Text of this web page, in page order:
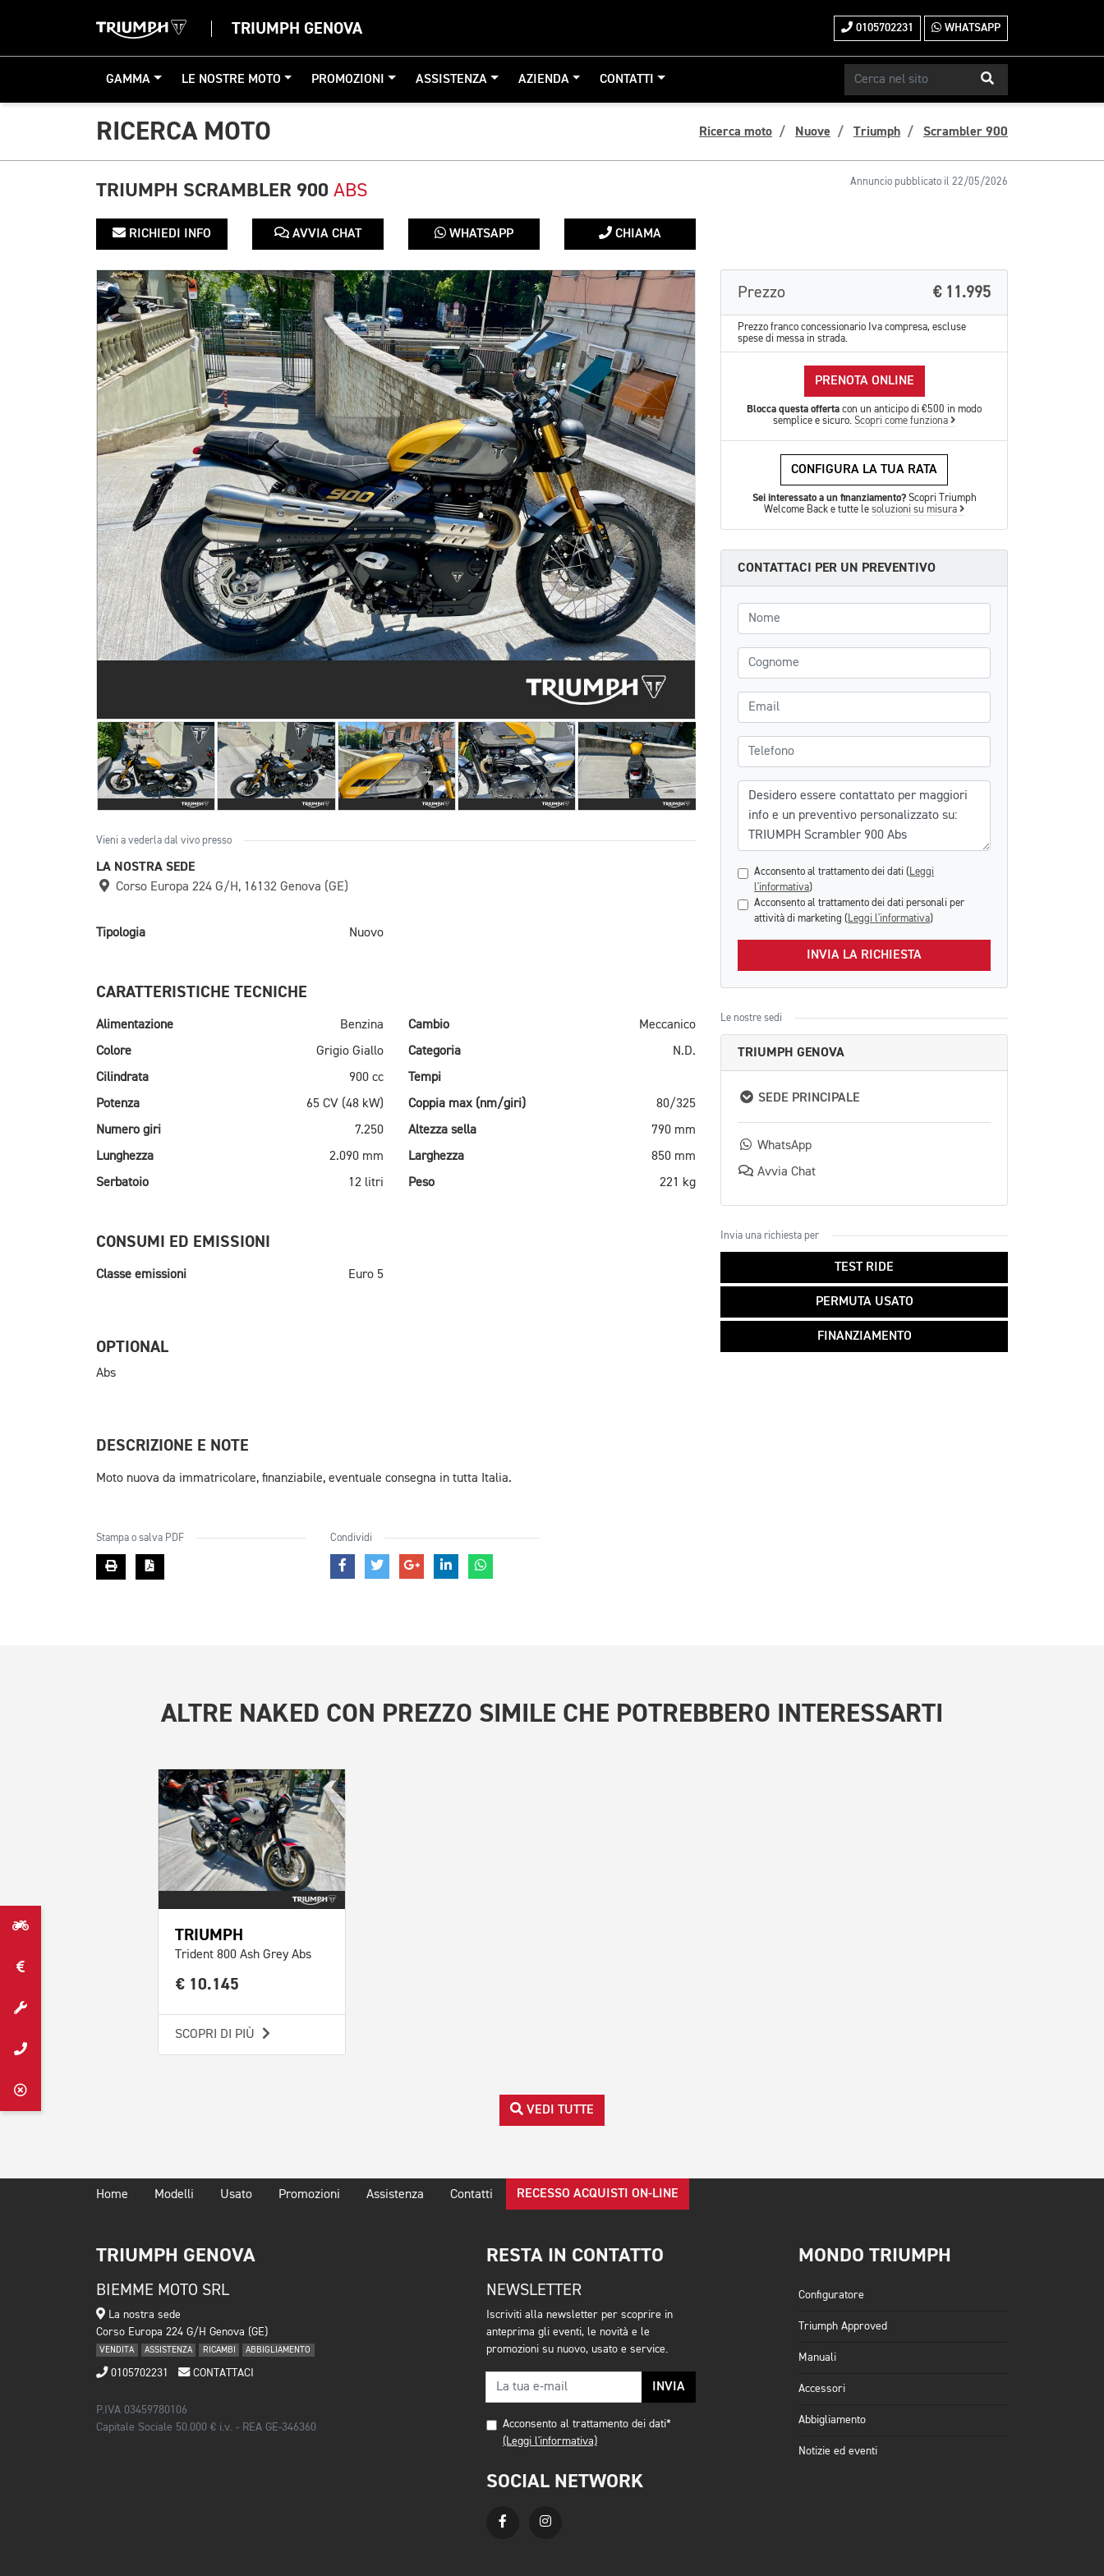
TRIUMPH GENOVA 0105702231 WHATSAPP
GAMMA LE NOSTRE MOTO PROMOZIONI ASSISTENZA AZIENDA CONTATTI
RICERCA MOTO Ricerca moto Nuove Triumph Scrambler 900
Annuncio pubblicato il 22/05/2026
TRIUMPH SCRAMBLER 900 ABS
RICHIEDI INFO AVVIA CHAT WHATSAPP CHIAMA
Vieni a vederla dal vivo presso
LA NOSTRA SEDE
Corso Europa 224 G/H, 16132 Genova (GE)
Tipologia Nuovo
CARATTERISTICHE TECNICHE
Alimentazione Benzina Cambio
Meccanico
Colore
Grigio Giallo Categoria
N.D.
Cilindrata
900 cc
Tempi
Potenza
65 CV (48 kW) Coppia max (nm/giri)
80/325
Numero giri
7.250 Altezza sella
790 mm
Lunghezza
2.090 mm Larghezza
850 mm
Serbatoio
12 litri Peso 221 kg
CONSUMI ED EMISSIONI
Classe emissioni Euro 5
OPTIONAL
Abs
DESCRIZIONE E NOTE
Moto nuova da immatricolare, finanziabile, eventuale consegna in tutta Italia.
Prezzo € 11.995
Prezzo franco concessionario Iva compresa, escluse
spese di messa in strada.
PRENOTA ONLINE
Blocca questa offerta con un anticipo di €500 in modo
semplice e sicuro. Scopri come funziona
CONFIGURA LA TUA RATA
Sei interessato a un finanziamento?Scopri Triumph
Welcome Back e tutte le soluzioni su misura
CONTATTACI PER UN PREVENTIVO
Nome
Cognome
Email
Telefono
Messaggio
Acconsento al trattamento dei dati ( Leggi
l'informativa)
Acconsento al trattamento dei dati personali per
attività di marketing ( Leggi l'informativa)
INVIA LA RICHIESTA
Le nostre sedi
TRIUMPH GENOVA
SEDE PRINCIPALE
WhatsApp
Avvia Chat
Invia una richiesta per
TEST RIDE
PERMUTA USATO
FINANZIAMENTO
Stampa o salva PDF Condividi
ALTRE NAKED CON PREZZO SIMILE CHE POTREBBERO INTERESSARTI
TRIUMPH
Trident 800 Ash Grey Abs
€ 10.145
SCOPRI DI PIÙ
VEDI TUTTE
Home Modelli Usato Promozioni Assistenza Contatti RECESSO ACQUISTI ON-LINE
TRIUMPH GENOVA
BIEMME MOTO SRL
La nostra sede
Corso Europa 224 G/H Genova (GE)
VENDITA ASSISTENZA RICAMBI ABBIGLIAMENTO
0105702231 CONTATTACI
P.IVA 03459780106
Capitale Sociale 50.000 € i.v. - REA GE-346360
RESTA IN CONTATTO
NEWSLETTER
Iscriviti alla newsletter per scoprire in
anteprima gli eventi, le novità e le
promozioni su nuovo, usato e service.
INVIA
Acconsento al trattamento dei dati*
(Leggi l'informativa)
SOCIAL NETWORK
MONDO TRIUMPH
Configuratore
Triumph Approved
Manuali
Accessori
Abbigliamento
Notizie ed eventi